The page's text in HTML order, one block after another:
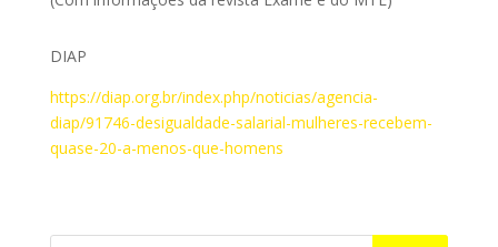
DIAP
https://diap.org.br/index.php/noticias/agencia-
diap/91746-desigualdade-salarial-mulheres-recebem-
quase-20-a-menos-que-homens